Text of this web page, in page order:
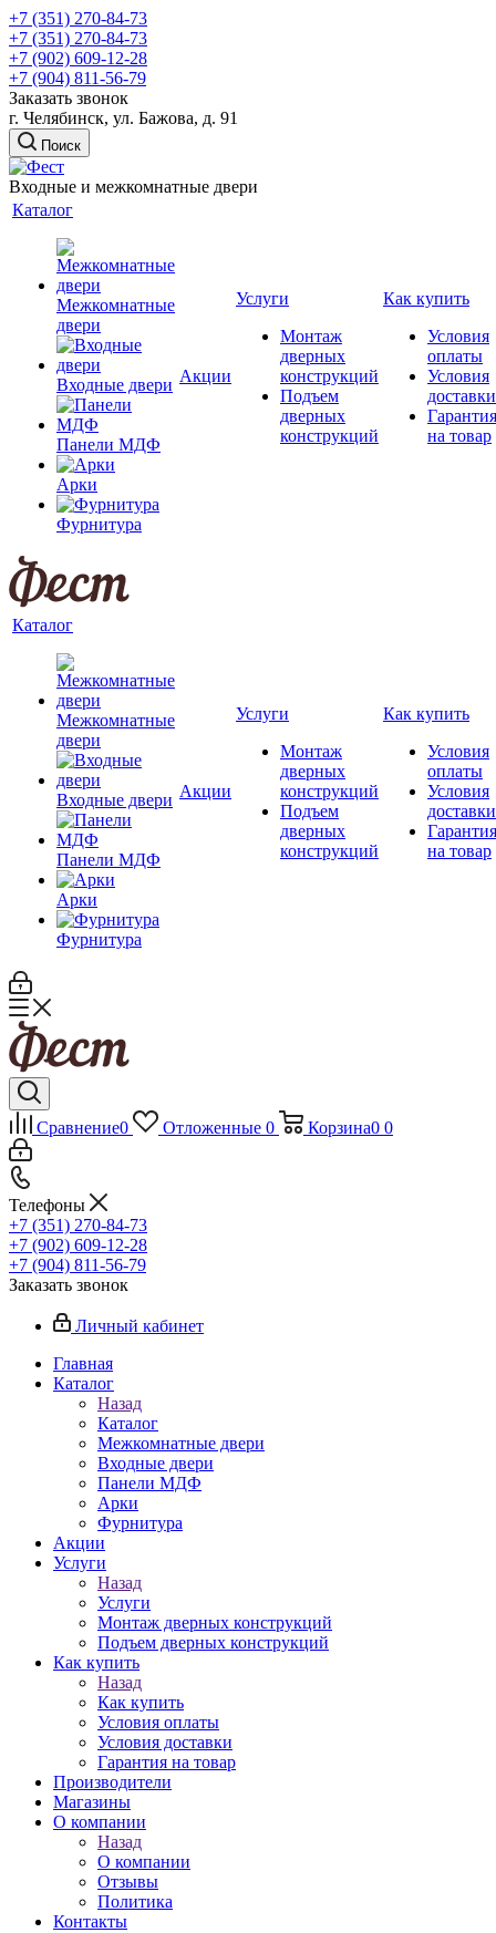
+7 (351) 270-84-73
+7 (351) 270-84-73
+7 (902) 609-12-28
+7 (904) 811-56-79
Заказать звонок
г. Челябинск, ул. Бажова, д. 91
Поиск
Входные и межкомнатные двери
Каталог
Межкомнатные
двери
Входные двери
Панели МДФ
Арки
Фурнитура
Акции
Услуги
Монтаж
дверных
конструкций
Подъем
дверных
конструкций
Как купить
Условия
оплаты
Условия
доставки
Гарантия
на товар
Каталог
Межкомнатные
двери
Входные двери
Панели МДФ
Арки
Фурнитура
Акции
Услуги
Монтаж
дверных
конструкций
Подъем
дверных
конструкций
Как купить
Условия
оплаты
Условия
доставки
Гарантия
на товар
Сравнение0 Отложенные 0 Корзина0 0
Телефоны
+7 (351) 270-84-73
+7 (902) 609-12-28
+7 (904) 811-56-79
Заказать звонок
Личный кабинет
Главная
Каталог
Назад
Каталог
Межкомнатные двери
Входные двери
Панели МДФ
Арки
Фурнитура
Акции
Услуги
Назад
Услуги
Монтаж дверных конструкций
Подъем дверных конструкций
Как купить
Назад
Как купить
Условия оплаты
Условия доставки
Гарантия на товар
Производители
Магазины
О компании
Назад
О компании
Отзывы
Политика
Контакты